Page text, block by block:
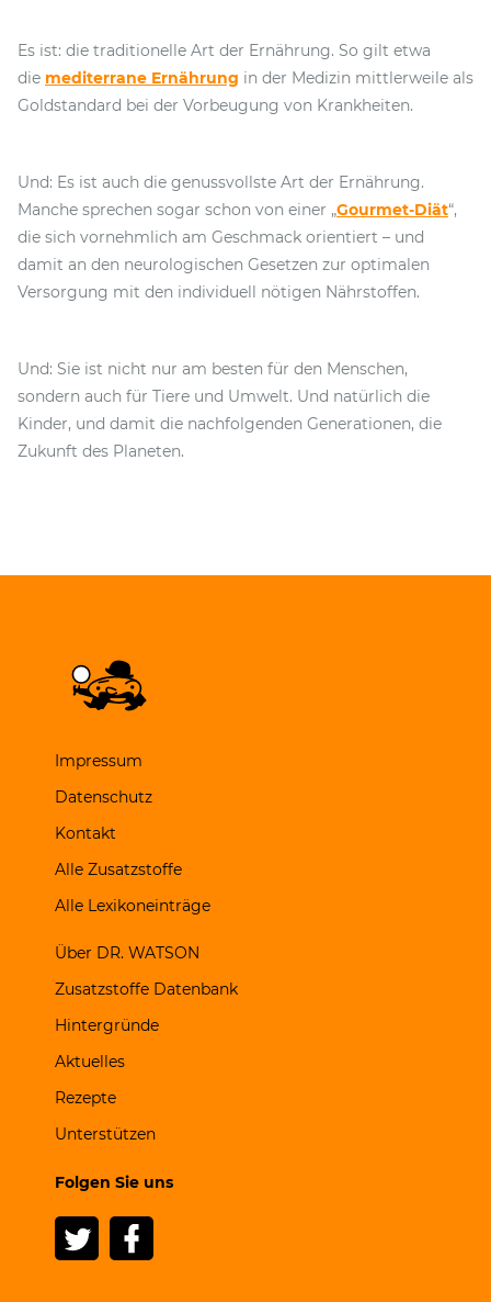
Es ist: die traditionelle Art der Ernährung. So gilt etwa
die mediterrane Ernährung in der Medizin mittlerweile als
Goldstandard bei der Vorbeugung von Krankheiten.
Und: Es ist auch die genussvollste Art der Ernährung.
Manche sprechen sogar schon von einer „Gourmet-Diät“,
die sich vornehmlich am Geschmack orientiert – und
damit an den neurologischen Gesetzen zur optimalen
Versorgung mit den individuell nötigen Nährstoffen.
Und: Sie ist nicht nur am besten für den Menschen,
sondern auch für Tiere und Umwelt. Und natürlich die
Kinder, und damit die nachfolgenden Generationen, die
Zukunft des Planeten.
Impressum
Datenschutz
Kontakt
Alle Zusatzstoffe
Alle Lexikoneinträge
Über DR. WATSON
Zusatzstoffe Datenbank
Hintergründe
Aktuelles
Rezepte
Unterstützen
Folgen Sie uns